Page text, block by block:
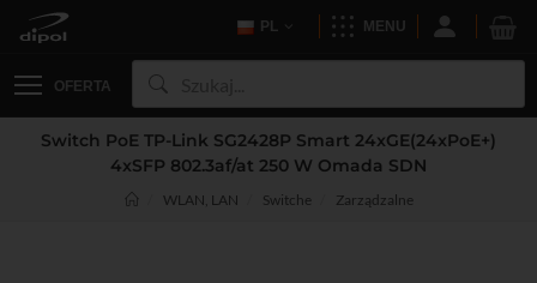
PL MENU
OFERTA
Switch PoE TP-Link SG2428P Smart 24xGE(24xPoE+)
4xSFP 802.3af/at 250 W Omada SDN
WLAN, LAN Switche Zarządzalne